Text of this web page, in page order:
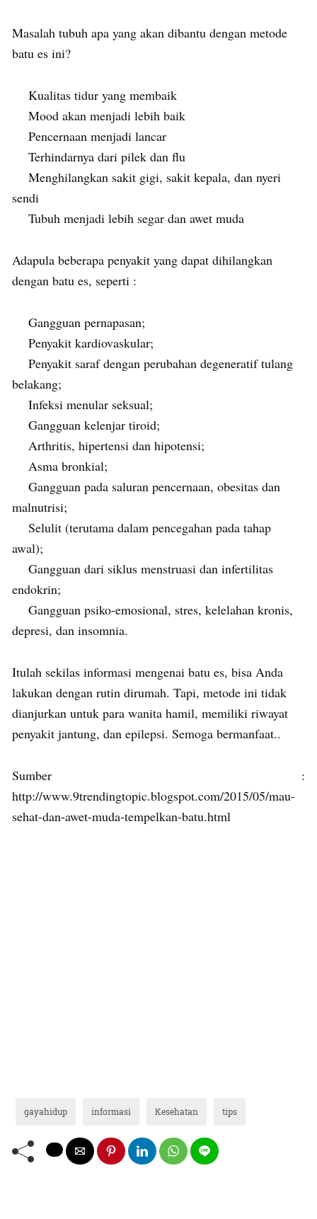
Masalah tubuh apa yang akan dibantu dengan metode
batu es ini?
Kualitas tidur yang membaik
Mood akan menjadi lebih baik
Pencernaan menjadi lancar
Terhindarnya dari pilek dan flu
Menghilangkan sakit gigi, sakit kepala, dan nyeri
sendi
Tubuh menjadi lebih segar dan awet muda
Adapula beberapa penyakit yang dapat dihilangkan
dengan batu es, seperti :
Gangguan pernapasan;
Penyakit kardiovaskular;
Penyakit saraf dengan perubahan degeneratif tulang
belakang;
Infeksi menular seksual;
Gangguan kelenjar tiroid;
Arthritis, hipertensi dan hipotensi;
Asma bronkial;
Gangguan pada saluran pencernaan, obesitas dan
malnutrisi;
Selulit (terutama dalam pencegahan pada tahap
awal);
Gangguan dari siklus menstruasi dan infertilitas
endokrin;
Gangguan psiko-emosional, stres, kelelahan kronis,
depresi, dan insomnia.
Itulah sekilas informasi mengenai batu es, bisa Anda
lakukan dengan rutin dirumah. Tapi, metode ini tidak
dianjurkan untuk para wanita hamil, memiliki riwayat
penyakit jantung, dan epilepsi. Semoga bermanfaat..
Sumber :
http://www.9trendingtopic.blogspot.com/2015/05/mau-
sehat-dan-awet-muda-tempelkan-batu.html
gayahidup informasi Kesehatan tips